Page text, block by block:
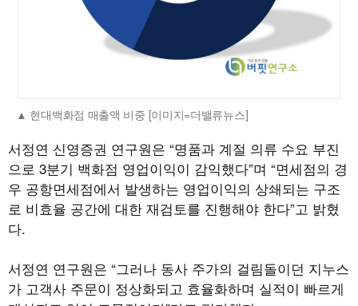
현대백화점 매출액 비중 [이미지=더밸류뉴스]
서정연 신영증권 연구원은 “명품과 계절 의류 수요 부진
으로 3분기 백화점 영업이익이 감익했다”며 “면세점의 경
우 공항면세점에서 발생하는 영업이익의 상쇄되는 구조
로 비효율 공간에 대한 재검토를 진행해야 한다”고 밝혔
다.
서정연 연구원은 “그러나 동사 주가의 걸림돌이던 지누스
가 고객사 주문이 정상화되고 효율화하며 실적이 빠르게